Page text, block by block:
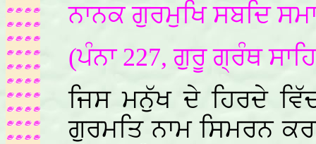
ਨਾਨਕ ਗੁਰਮੁਖਿ ਸਬਦਿ
(ਪੰਨਾ 227, ਗੁਰੂ ਗ੍ਰੰਥ
ਜਿਸ ਮਨੁੱਖ ਦੇ ਹਿਰਦੇ
ਗੁਰਮਤਿ ਨਾਮ ਸਿਮਰਨ